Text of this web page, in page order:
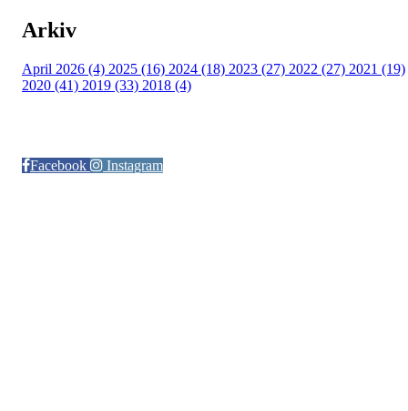
Arkiv
April 2026 (4) 2025 (16) 2024 (18) 2023 (27) 2022 (27) 2021 (19)
2020 (41) 2019 (33) 2018 (4)
Facebook
Instagram